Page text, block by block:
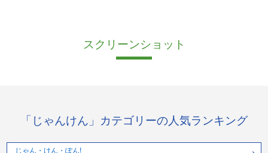
スクリーンショット
「じゃんけん」カテゴリーの人気ランキング
じゃん・けん・ぽん!